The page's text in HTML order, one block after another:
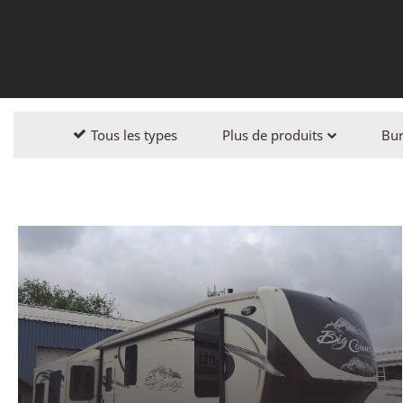
Tous les types Plus de produits